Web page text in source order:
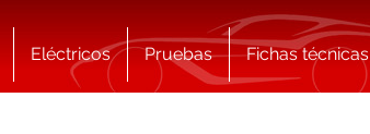
Eléctricos Pruebas Fichas técnicas